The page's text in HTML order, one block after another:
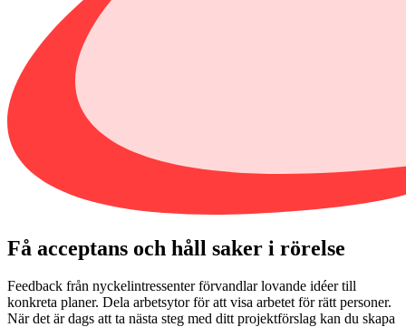
Få acceptans och håll saker i rörelse
Feedback från nyckelintressenter förvandlar lovande idéer till
konkreta planer. Dela arbetsytor för att visa arbetet för rätt personer.
När det är dags att ta nästa steg med ditt projektförslag kan du skapa